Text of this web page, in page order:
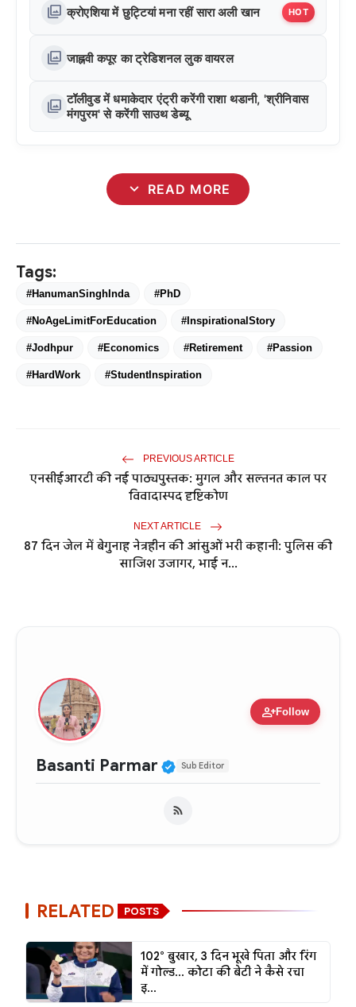
photo_library क्रोएशिया में छुट्टियां मना रहीं सारा अली खान HOT
photo_library जाह्नवी कपूर का ट्रेडिशनल लुक वायरल
photo_library टॉलीवुड में धमाकेदार एंट्री करेंगी राशा थडानी, 'श्रीनिवास
मंगपुरम' से करेंगी साउथ डेब्यू
expand_more READ MORE
Tags:
#HanumanSinghInda #PhD
#NoAgeLimitForEducation #InspirationalStory
#Jodhpur #Economics #Retirement #Passion
#HardWork #StudentInspiration
PREVIOUS ARTICLE
एनसीईआरटी की नई पाठ्यपुस्तक: मुगल और सल्तनत काल पर
विवादास्पद दृष्टिकोण
NEXT ARTICLE
87 दिन जेल में बेगुनाह नेत्रहीन की आंसुओं भरी कहानी: पुलिस की
साजिश उजागर, भाई न...
person_addFollow
Basanti Parmar Verified Public Figure
Sub Editor
RELATED POSTS
102° बुखार, 3 दिन भूखे पिता और रिंग
में गोल्ड... कोटा की बेटी ने कैसे रचा
इ...